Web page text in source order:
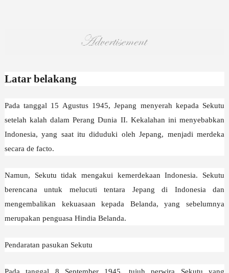
Latar belakang
Pada tanggal 15 Agustus 1945, Jepang menyerah kepada Sekutu
setelah kalah dalam Perang Dunia II. Kekalahan ini menyebabkan
Indonesia, yang saat itu diduduki oleh Jepang, menjadi merdeka
secara de facto.
Namun, Sekutu tidak mengakui kemerdekaan Indonesia. Sekutu
berencana untuk melucuti tentara Jepang di Indonesia dan
mengembalikan kekuasaan kepada Belanda, yang sebelumnya
merupakan penguasa Hindia Belanda.
Pendaratan pasukan Sekutu
Pada tanggal 8 September 1945, tujuh perwira Sekutu yang